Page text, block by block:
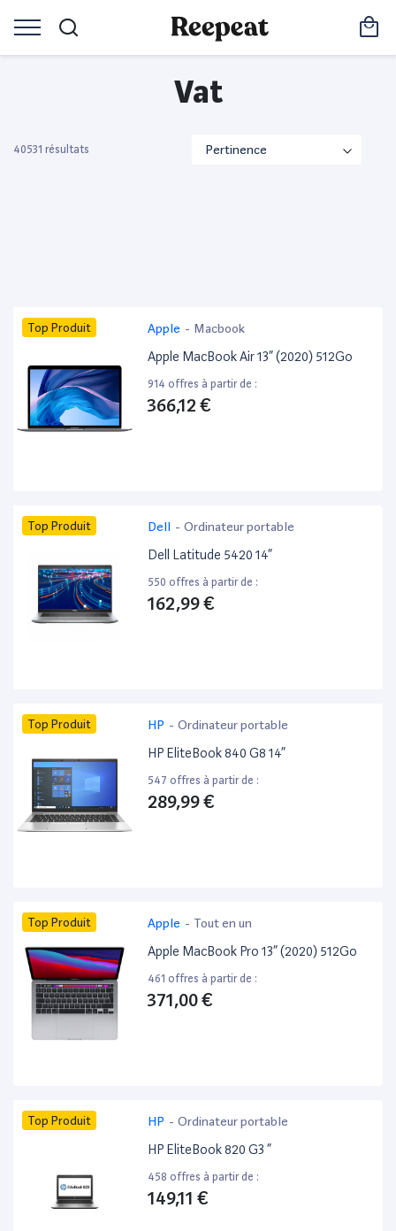
Vat
40531 résultats
Top Produit Apple - Macbook
Apple MacBook Air 13” (2020) 512Go
914 offres à partir de :
366,12 €
Top Produit Dell - Ordinateur portable
Dell Latitude 5420 14”
550 offres à partir de :
162,99 €
Top Produit HP - Ordinateur portable
HP EliteBook 840 G8 14”
547 offres à partir de :
289,99 €
Top Produit Apple - Tout en un
Apple MacBook Pro 13” (2020) 512Go
461 offres à partir de :
371,00 €
Top Produit HP - Ordinateur portable
HP EliteBook 820 G3 ”
458 offres à partir de :
149,11 €